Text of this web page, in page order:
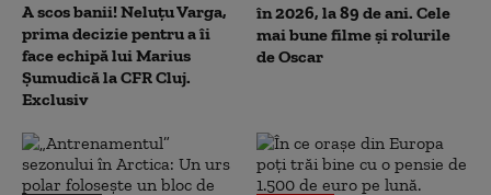
A scos banii! Neluțu Varga,
prima decizie pentru a îi
face echipă lui Marius
Șumudică la CFR Cluj.
Exclusiv
în 2026, la 89 de ani. Cele
mai bune filme și rolurile
de Oscar